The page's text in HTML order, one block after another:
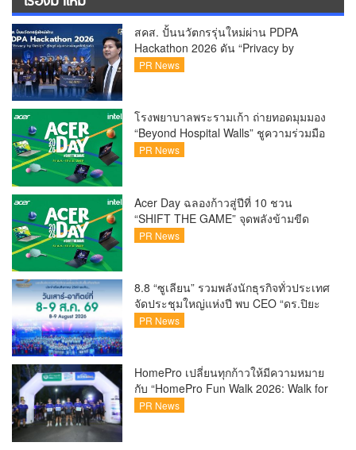
สคส. ปั้นนวัตกรรุ่นใหม่ผ่าน PDPA
Hackathon 2026 ดัน “Privacy by
Design for all” สู่โซลูชันคุ้มครองข้อมูล
PR News
โรงพยาบาลพระรามเก้า ถ่ายทอดมุมมอง
“Beyond Hospital Walls” ชูความร่วมมือ
ระหว่างโรงพยาบาลและ Startup ร่วม
PR News
Acer Day ฉลองก้าวสู่ปีที่ 10 ชวน
“SHIFT THE GAME” จุดพลังข้ามขีด
จำกัด พลิกบทใหม่ในแบบของคุณ
PR News
8.8 “ซูเลียน” รวมพลังนักธุรกิจทั่วประเทศ
จัดประชุมใหญ่แห่งปี พบ CEO “ดร.ปิยะ
วัฒน์” ถ่ายทอดวิสัยทัศน์ธุรกิจ พร้อมฟรี
PR News
HomePro เปลี่ยนทุกก้าวให้มีความหมาย
กับ “HomePro Fun Walk 2026: Walk for
Life” ทุกก้าวที่เดิน… คือโอกาสแห่งการมี
PR News